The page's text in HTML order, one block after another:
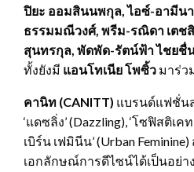
ปิยะ ออมสินนพกุล, ไอซ์-อามีน
ธรรมมณีวงศ์, พรีม-รณิดา เตช
สุนทรกุล, พัดพัด-รัตน์ฟ้า ไชยชื่
ทั้งยังมี แอนโทเนีย โพซิ้ว มาร่ว
คานิท (CANITT) แบรนด์แฟชั่น
‘แดซลิ่ง’ (Dazzling), ‘โซฟิสติเค
เบิร์น เฟมินีน’ (Urban
เอกลักษณ์การดีไซน์ได้เป็นอย่า